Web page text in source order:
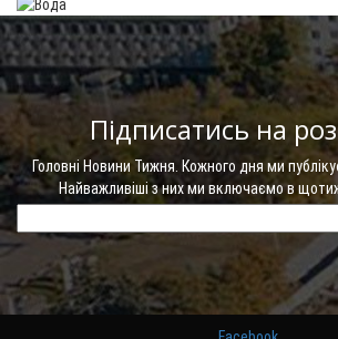
Підписатись на
Головні Новини Тижня. Кожного дня ми
Найважливіші з них ми включаємо в